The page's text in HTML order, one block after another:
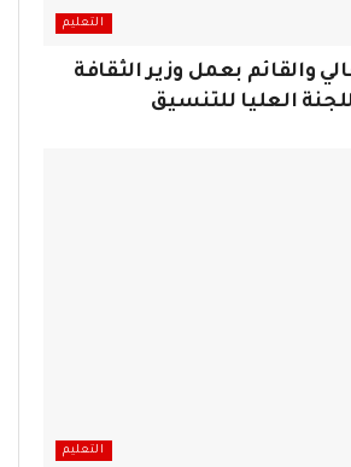
التعليم
والقائم بعمل وزير الثقافة
العليا للتنسيق
التعليم